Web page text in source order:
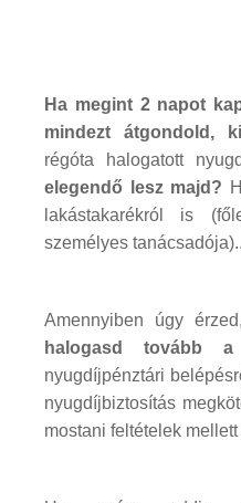
Ha megint 2 napot
mindezt átgondold,
régóta halogatott
elegendő lesz majd?
lakástakarékról is
személyes
Amennyiben úgy
halogasd tovább a
nyugdíjpénztári
nyugdíjbiztosítás
mostani feltételek mellett